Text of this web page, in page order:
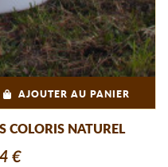
AJOUTER AU PANIER
COLORIS NATUREL
€